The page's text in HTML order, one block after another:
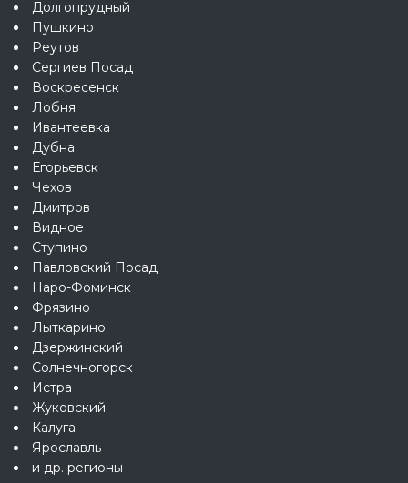
Долгопрудный
Пушкино
Реутов
Сергиев Посад
Воскресенск
Лобня
Ивантеевка
Дубна
Егорьевск
Чехов
Дмитров
Видное
Ступино
Павловский Посад
Наро-Фоминск
Фрязино
Лыткарино
Дзержинский
Солнечногорск
Истра
Жуковский
Калуга
Ярославль
и др. регионы